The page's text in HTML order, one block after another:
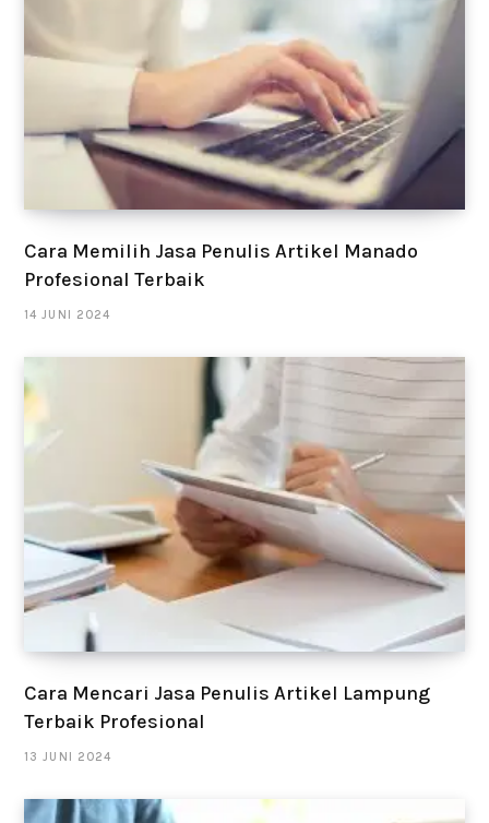
Cara Memilih Jasa Penulis Artikel Manado
Profesional Terbaik
14 JUNI 2024
Cara Mencari Jasa Penulis Artikel Lampung
Terbaik Profesional
13 JUNI 2024